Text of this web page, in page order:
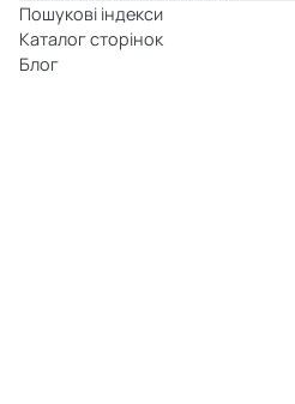
Пошукові індекси
Каталог сторінок
Блог